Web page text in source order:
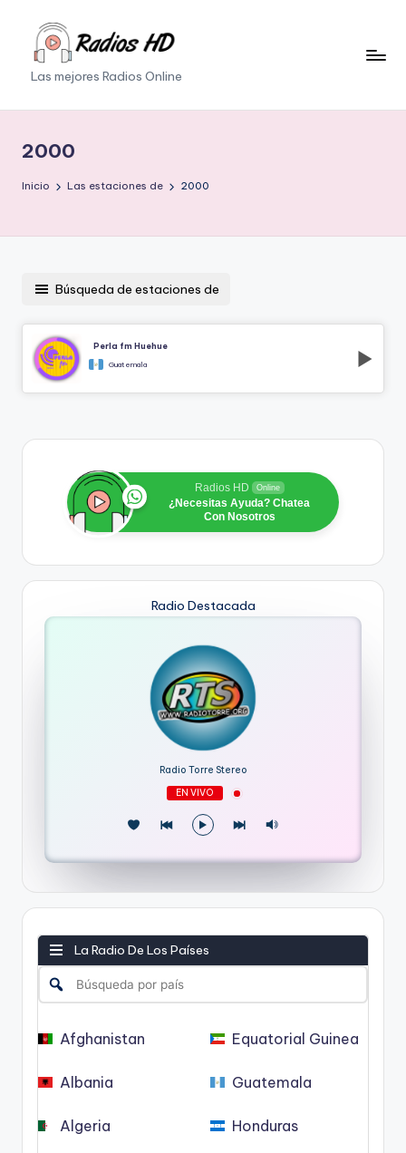
Saltar
contenidoLas mejores Radios Online
2000
Inicio Las estaciones de 2000
Búsqueda de estaciones de
Perla fm Huehue
Guatemala
Radios HD Online
¿Necesitas Ayuda? Chatea
Con Nosotros
Radio Destacada
Radio Torre Stereo
EN VIVO
La Radio De Los Países
Afghanistan
Albania
Algeria
Equatorial Guinea
Guatemala
Honduras